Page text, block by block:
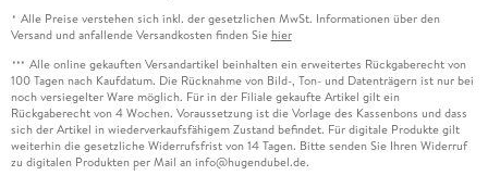
* Alle Preise verstehen sich inkl. der gesetzlichen MwSt. Informationen über den
Versand und anfallende Versandkosten finden Sie hier
*** Alle online gekauften Versandartikel beinhalten ein erweitertes Rückgaberecht von
100 Tagen nach Kaufdatum. Die Rücknahme von Bild-, Ton- und Datenträgern ist nur bei
noch versiegelter Ware möglich. Für in der Filiale gekaufte Artikel gilt ein
Rückgaberecht von 4 Wochen. Voraussetzung ist die Vorlage des Kassenbons und dass
sich der Artikel in wiederverkaufsfähigem Zustand befindet. Für digitale Produkte gilt
weiterhin die gesetzliche Widerrufsfrist von 14 Tagen. Bitte senden Sie Ihren Widerruf
zu digitalen Produkten per Mail an info@hugendubel.de.